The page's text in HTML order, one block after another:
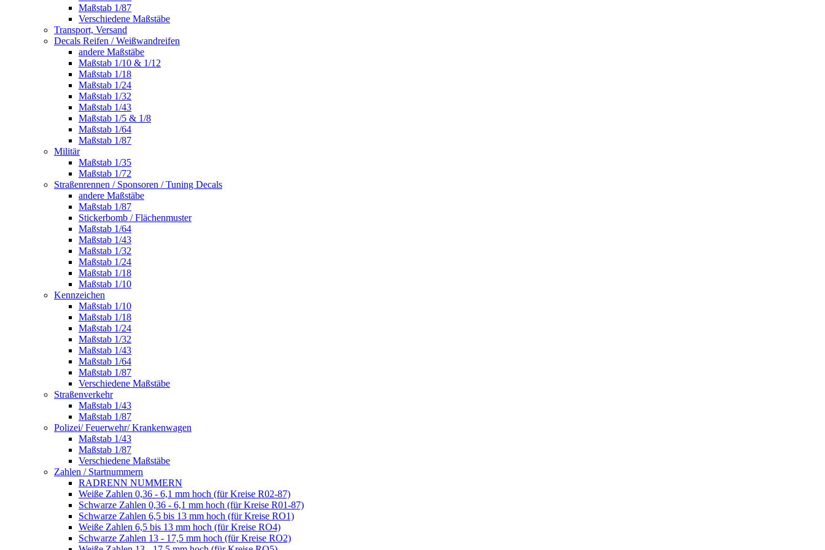
Maßstab 1/87
Verschiedene Maßstäbe
Transport, Versand
Decals Reifen / Weißwandreifen
andere Maßstäbe
Maßstab 1/10 & 1/12
Maßstab 1/18
Maßstab 1/24
Maßstab 1/32
Maßstab 1/43
Maßstab 1/5 & 1/8
Maßstab 1/64
Maßstab 1/87
Militär
Maßstab 1/35
Maßstab 1/72
Straßenrennen / Sponsoren / Tuning Decals
andere Maßstäbe
Maßstab 1/87
Stickerbomb / Flächenmuster
Maßstab 1/64
Maßstab 1/43
Maßstab 1/32
Maßstab 1/24
Maßstab 1/18
Maßstab 1/10
Kennzeichen
Maßstab 1/10
Maßstab 1/18
Maßstab 1/24
Maßstab 1/32
Maßstab 1/43
Maßstab 1/64
Maßstab 1/87
Verschiedene Maßstäbe
Straßenverkehr
Maßstab 1/43
Maßstab 1/87
Polizei/ Feuerwehr/ Krankenwagen
Maßstab 1/43
Maßstab 1/87
Verschiedene Maßstäbe
Zahlen / Startnummern
RADRENN NUMMERN
Weiße Zahlen 0,36 - 6,1 mm hoch (für Kreise R02-87)
Schwarze Zahlen 0,36 - 6,1 mm hoch (für Kreise R01-87)
Schwarze Zahlen 6,5 bis 13 mm hoch (für Kreise RO1)
Weiße Zahlen 6,5 bis 13 mm hoch (für Kreise RO4)
Schwarze Zahlen 13 - 17,5 mm hoch (für Kreise RO2)